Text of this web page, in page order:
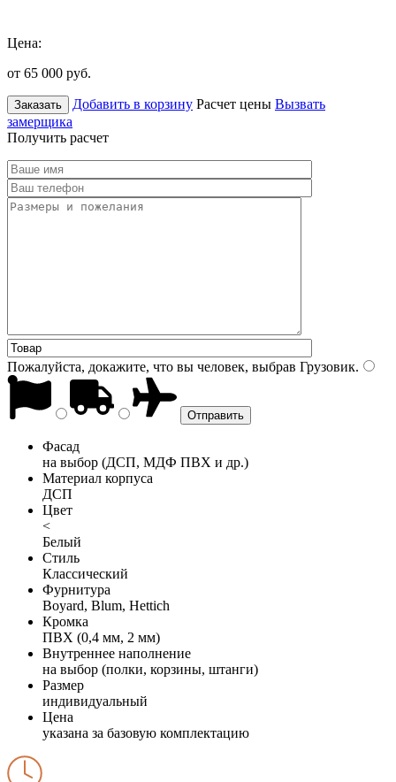
Цена:
от 65 000 руб.
Заказать Добавить в корзину Расчет цены Вызвать
замерщика
Получить расчет
Пожалуйста, докажите, что вы человек, выбрав Грузовик.
Фасад
на выбор (ДСП, МДФ ПВХ и др.)
Материал корпуса
ДСП
Цвет
<
Белый
Стиль
Классический
Фурнитура
Boyard, Blum, Hettich
Кромка
ПВХ (0,4 мм, 2 мм)
Внутреннее наполнение
на выбор (полки, корзины, штанги)
Размер
индивидуальный
Цена
указана за базовую комплектацию